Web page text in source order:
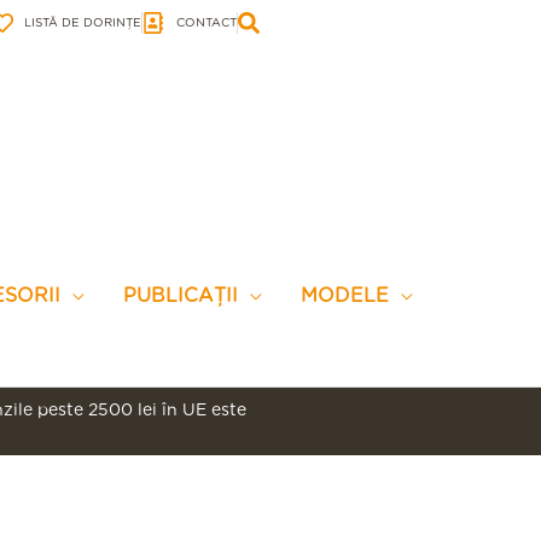
LISTĂ DE DORINȚE CONTACT
PUBLICAȚII MODELE
peste 2500 lei în UE este